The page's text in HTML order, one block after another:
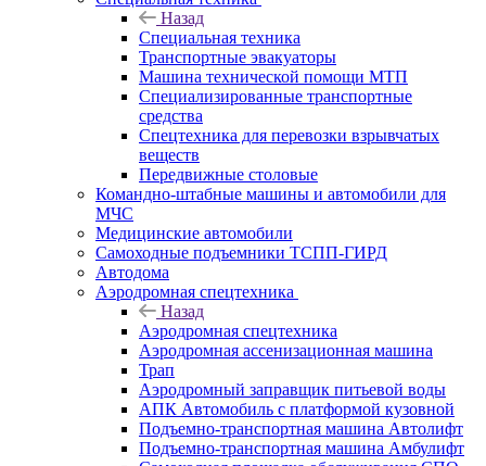
Назад
Специальная техника
Транспортные эвакуаторы
Машина технической помощи МТП
Специализированные транспортные
средства
Спецтехника для перевозки взрывчатых
веществ
Передвижные столовые
Командно-штабные машины и автомобили для
МЧС
Медицинские автомобили
Самоходные подъемники ТСПП-ГИРД
Автодома
Аэродромная спецтехника
Назад
Аэродромная спецтехника
Аэродромная ассенизационная машина
Трап
Аэродромный заправщик питьевой воды
АПК Автомобиль с платформой кузовной
Подъемно-транспортная машина Автолифт
Подъемно-транспортная машина Амбулифт